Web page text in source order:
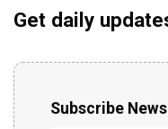
Get daily
Subscribe